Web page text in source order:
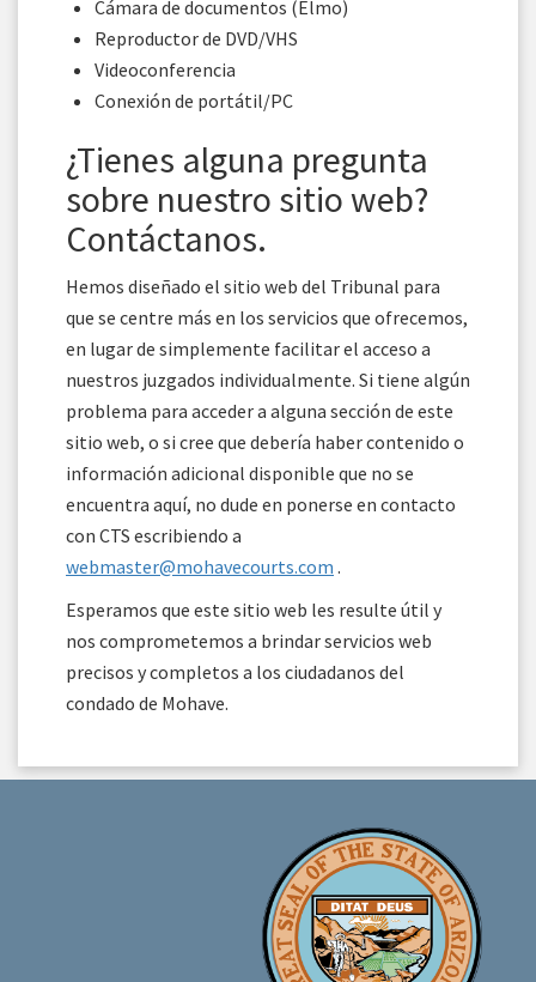
Cámara de documentos (Elmo)
Reproductor de DVD/VHS
Videoconferencia
Conexión de portátil/PC
¿Tienes alguna pregunta
sobre nuestro sitio web?
Contáctanos.
Hemos diseñado el sitio web del Tribunal para
que se centre más en los servicios que ofrecemos,
en lugar de simplemente facilitar el acceso a
nuestros juzgados individualmente. Si tiene algún
problema para acceder a alguna sección de este
sitio web, o si cree que debería haber contenido o
información adicional disponible que no se
encuentra aquí, no dude en ponerse en contacto
con CTS escribiendo a
webmaster@mohavecourts.com .
Esperamos que este sitio web les resulte útil y
nos comprometemos a brindar servicios web
precisos y completos a los ciudadanos del
condado de Mohave.